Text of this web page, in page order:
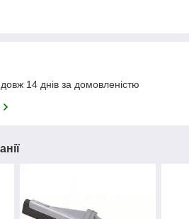
14 днів за домовленістю